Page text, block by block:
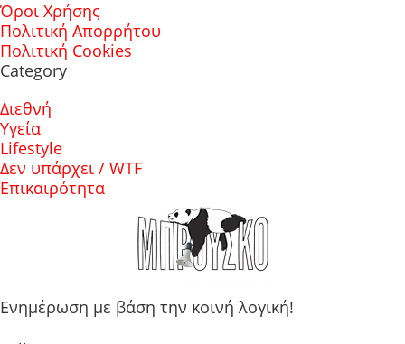
Όροι Χρήσης
Πολιτική Απορρήτου
Πολιτική Cookies
Category
Διεθνή
Υγεία
Lifestyle
Δεν υπάρχει / WTF
Επικαιρότητα
Ενημέρωση με βάση την κοινή λογική!